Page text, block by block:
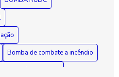
Bomba de combate a incêndio